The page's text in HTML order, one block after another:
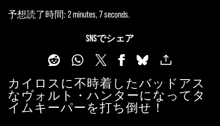
予想読了時間 2 minutes, 7 seconds
SNSでシェア
カイロスに不時着したバッドアス
なヴォルト・ハンターになってタ
イムキーパーを打ち倒せ！